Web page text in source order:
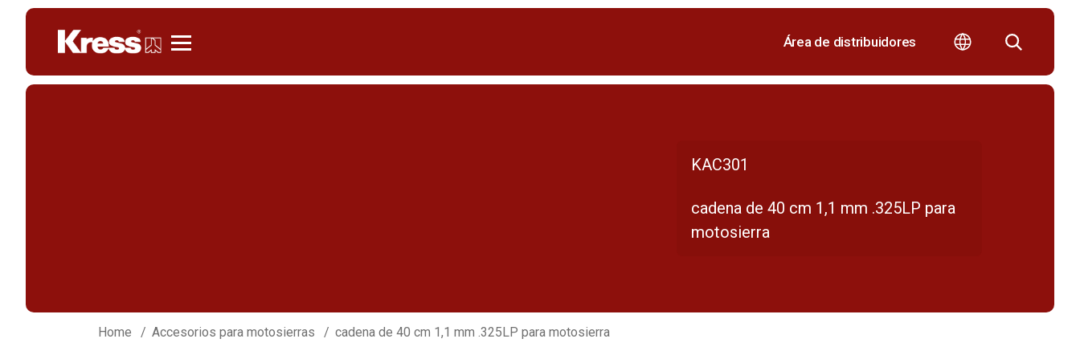
Área de distribuidores
KAC301
cadena de 40 cm 1,1 mm .325LP para
motosierra
Home Accesorios para motosierras cadena de 40 cm 1,1 mm .325LP para motosierra